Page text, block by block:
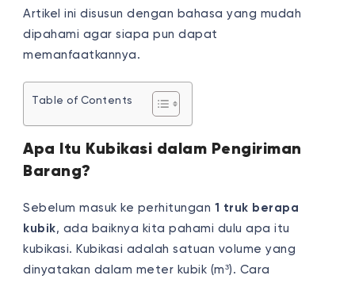
Artikel ini disusun dengan bahasa yang mudah
dipahami agar siapa pun dapat
memanfaatkannya.
Table of Contents
Apa Itu Kubikasi dalam Pengiriman
Barang?
Sebelum masuk ke perhitungan 1 truk berapa
kubik, ada baiknya kita pahami dulu apa itu
kubikasi. Kubikasi adalah satuan volume yang
dinyatakan dalam meter kubik (m³). Cara